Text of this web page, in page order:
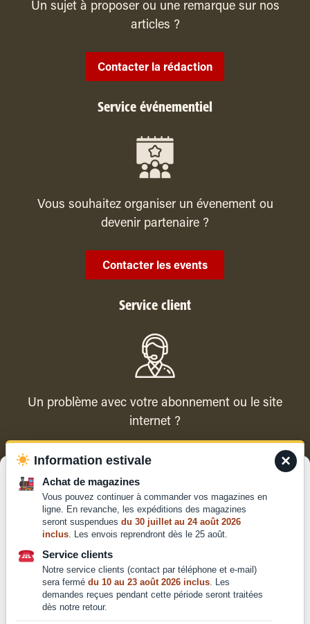
Pour offrir les meilleures expériences, nous utilisons des technologies
telles que les cookies pour stocker et/ou accéder aux informations des
appareils. Le fait de consentir à ces technologies nous permettra de
traiter des données telles que le comportement de navigation ou les ID
uniques sur ce site. Le fait de ne pas consentir ou de retirer son
consentement peut avoir un effet négatif sur certaines caractéristiques
et fonctions.
Un sujet à proposer ou une remarque sur nos
articles ?
Contacter la rédaction
Service événementiel
Vous souhaitez organiser un évenement ou
devenir partenaire ?
Contacter les events
Service client
Un problème avec votre abonnement ou le site
internet ?
Contacter le service client
Mentions légales
Conditions générales de
vente et d'utilisation
×
Information estivale
Achat de magazines
Vous pouvez continuer à commander vos magazines en
ligne. En revanche, les expéditions des magazines
seront suspendues du 30 juillet au 24 août 2026
inclus. Les envois reprendront dès le 25 août.
Service clients
Notre service clients (contact par téléphone et e-mail)
sera fermé du 10 au 23 août 2026 inclus. Les
demandes reçues pendant cette période seront traitées
dès notre retour.